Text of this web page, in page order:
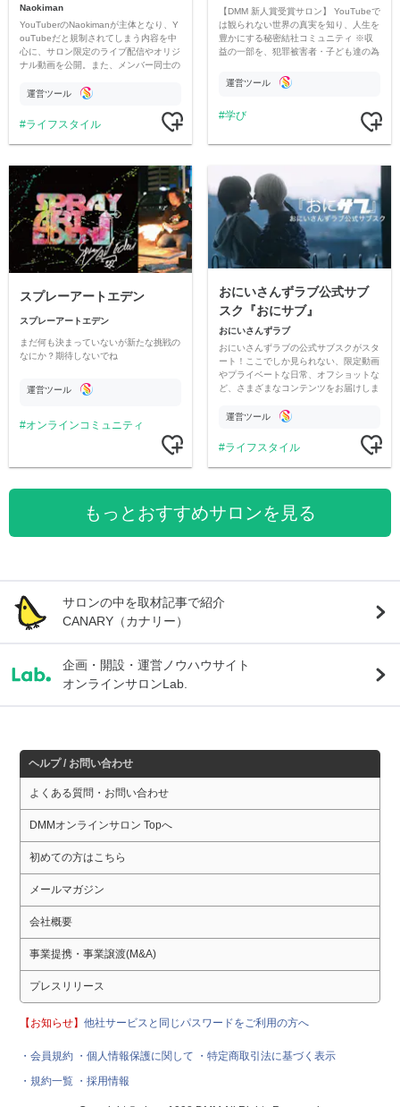
Naokiman
YouTuberのNaokimanが主体となり、Y
ouTubeだと規制されてしまう内容を中
心に、サロン限定のライブ配信やオリジ
ナル動画を公開。また、メンバー同士の
ただいています。
運営ツール
ライフスタイル
【DMM 新人賞受賞サロン】 YouTubeで
は観られない世界の真実を知り、人生を
豊かにする秘密結社コミュニティ ※収
益の一部を、犯罪被害者・子ども達の為
す運営ツール
学び
スプレーアートエデン
スプレーアートエデン
まだ何も決まっていないが新たな挑戦の
なにか？期待しないでね
運営ツール
オンラインコミュニティ
おにいさんずラブ公式サブ
スク『おにサブ』
おにいさんずラブ
おにいさんずラブの公式サブスクがスタ
ート！ここでしか見られない、限定動画
やプライベートな日常、オフショットな
ど、さまざまなコンテンツをお届けしま
運営ツール
ライフスタイル
もっとおすすめサロンを見る
サロンの中を取材記事で紹介
CANARY（カナリー）
企画・開設・運営ノウハウサイト
オンラインサロンLab.
ヘルプ / お問い合わせ
よくある質問・お問い合わせ
DMMオンラインサロン Topへ
初めての方はこちら
メールマガジン
会社概要
事業提携・事業譲渡(M&A)
プレスリリース
【お知らせ】他社サービスと同じパスワードをご利用の方へ
・会員規約 ・個人情報保護に関して
・特定商取引法に基づく表示
・規約一覧 ・採用情報